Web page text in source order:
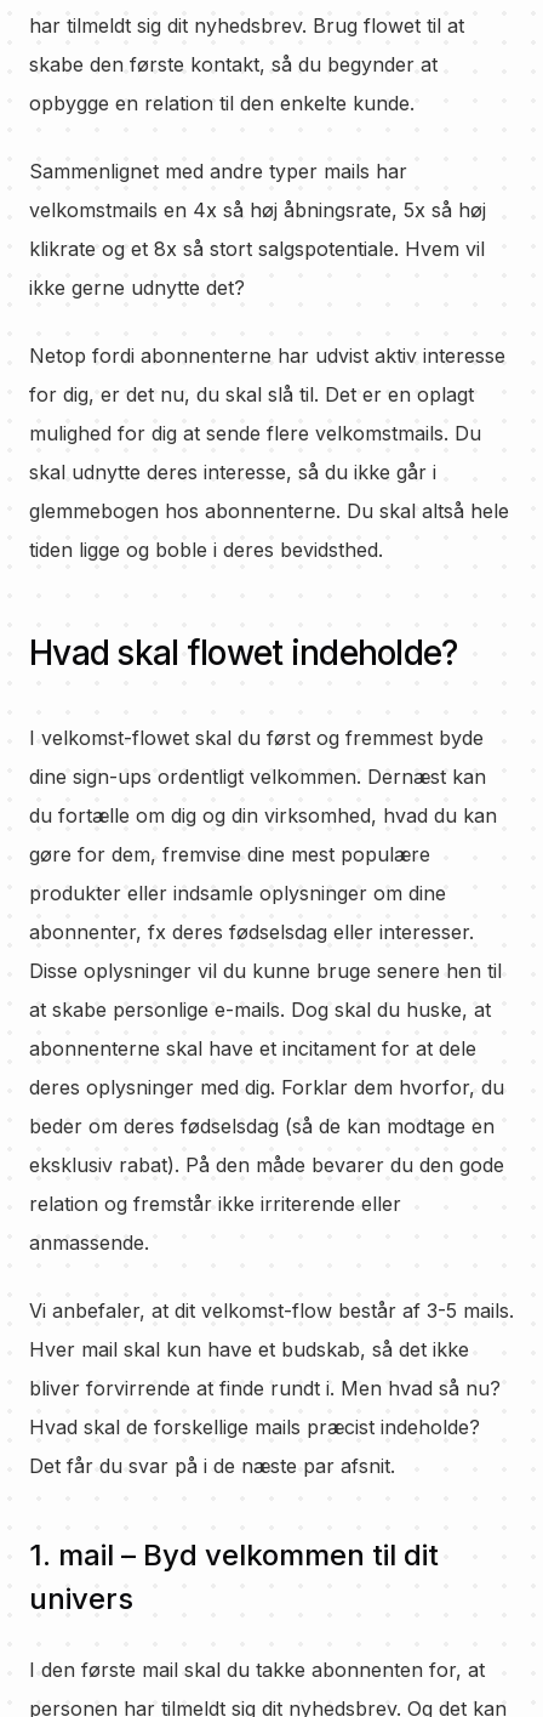
har tilmeldt sig dit nyhedsbrev. Brug flowet til at
skabe den første kontakt, så du begynder at
opbygge en relation til den enkelte kunde.
Sammenlignet med andre typer mails har
velkomstmails en 4x så høj åbningsrate, 5x så høj
klikrate og et 8x så stort salgspotentiale. Hvem vil
ikke gerne udnytte det?
Netop fordi abonnenterne har udvist aktiv interesse
for dig, er det nu, du skal slå til. Det er en oplagt
mulighed for dig at sende flere velkomstmails. Du
skal udnytte deres interesse, så du ikke går i
glemmebogen hos abonnenterne. Du skal altså hele
tiden ligge og boble i deres bevidsthed.
Hvad skal flowet indeholde?
I velkomst-flowet skal du først og fremmest byde
dine sign-ups ordentligt velkommen. Dernæst kan
du fortælle om dig og din virksomhed, hvad du kan
gøre for dem, fremvise dine mest populære
produkter eller indsamle oplysninger om dine
abonnenter, fx deres fødselsdag eller interesser.
Disse oplysninger vil du kunne bruge senere hen til
at skabe personlige e-mails. Dog skal du huske, at
abonnenterne skal have et incitament for at dele
deres oplysninger med dig. Forklar dem hvorfor, du
beder om deres fødselsdag (så de kan modtage en
eksklusiv rabat). På den måde bevarer du den gode
relation og fremstår ikke irriterende eller
anmassende.
Vi anbefaler, at dit velkomst-flow består af 3-5 mails.
Hver mail skal kun have et budskab, så det ikke
bliver forvirrende at finde rundt i. Men hvad så nu?
Hvad skal de forskellige mails præcist indeholde?
Det får du svar på i de næste par afsnit.
1. mail – Byd velkommen til dit
univers
I den første mail skal du takke abonnenten for, at
personen har tilmeldt sig dit nyhedsbrev. Og det kan